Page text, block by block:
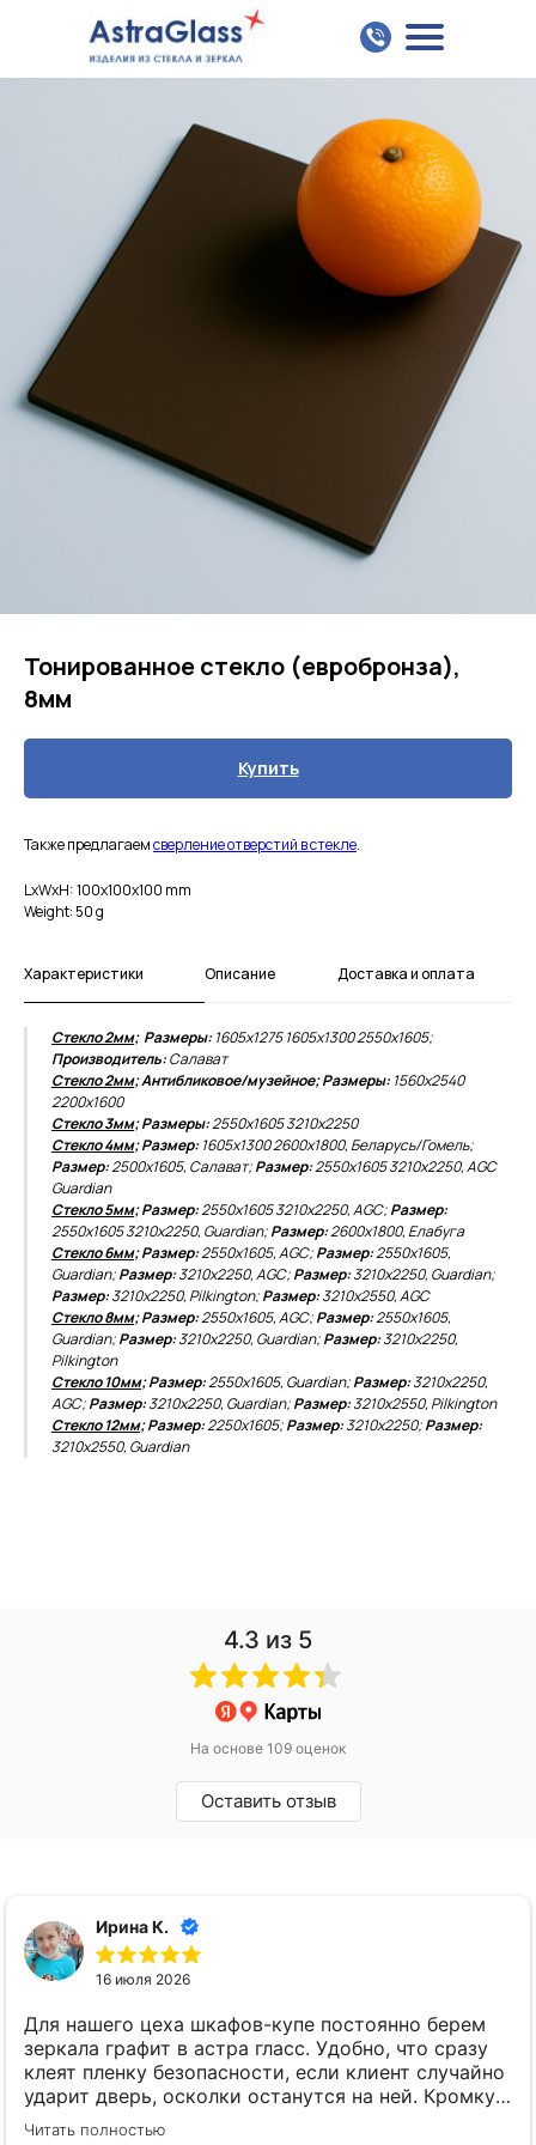
Тонированное стекло (евробронза),
8мм
Купить
Также предлагаемсверление отверстий в стекле.
LxWxH: 100x100x100 mm
Weight: 50 g
Характеристики Описание Доставка и оплата
Стекло 2мм; Размеры:1605х1275 1605х1300 2550х1605;
Производитель:Салават
Стекло 2мм; Антибликовое/музейное; Размеры:1560х2540
2200х1600
Стекло 3мм; Размеры:2550х16053210х2250
Стекло 4мм; Размер:1605х13002600х1800, Беларусь/Гомель;
Размер:2500х1605, Салават;Размер:2550х1605 3210х2250, AGC
Guardian
Стекло 5мм; Размер:2550х1605 3210х2250, AGC;Размер:
2550х1605 3210х2250, Guardian;Размер:2600х1800, Елабуга
Стекло 6мм; Размер:2550х1605, AGC;Размер:2550х1605,
Guardian;Размер:3210х2250, AGC;Размер:3210х2250, Guardian;
Размер:3210х2250, Pilkington;Размер:3210х2550, AGC
Стекло 8мм; Размер:2550х1605, AGC;Размер:2550х1605,
Guardian;Размер:3210х2250, Guardian;Размер:3210х2250,
Pilkington
Стекло 10мм; Размер:2550х1605, Guardian;Размер:3210х2250,
AGC;Размер:3210х2250, Guardian;Размер:3210х2550, Pilkington
Стекло 12мм; Размер:2250х1605;Размер:3210х2250;Размер:
3210х2550, Guardian
4.3 из 5
На основе 109 оценок
Оставить отзыв
Ирина К.
16 июля 2026
Для нашего цеха шкафов-купе постоянно берем
зеркала графит в астра гласс. Удобно, что сразу
клеят пленку безопасности, если клиент случайно
ударит дверь, осколки останутся на ней. Кромку
мы даже не просим обрабатывать, она все равно
Читать полностью